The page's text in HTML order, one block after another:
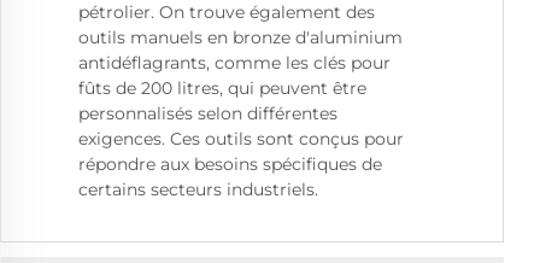
pétrolier. On trouve également des
outils manuels en bronze d'aluminium
antidéflagrants, comme les clés pour
fûts de 200 litres, qui peuvent être
personnalisés selon différentes
exigences. Ces outils sont conçus pour
répondre aux besoins spécifiques de
certains secteurs industriels.